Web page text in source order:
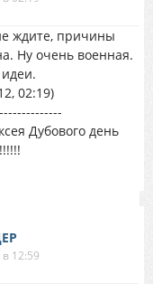
ждите, причины
Ну очень военная.
02:19)
Дубового день
12:59